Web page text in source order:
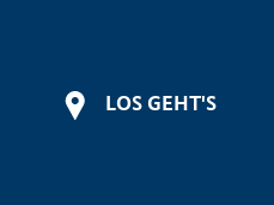
LOS GEHT'S